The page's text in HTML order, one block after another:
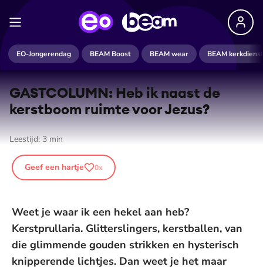
EO-Jongerendag BEAM Boost BEAM wear BEAM kerkdienst
GASTCOLUMN: Heb ik naast de
kerstboom ruimte voor Jezus?
Leestijd:3min
Geef een hartje 0x
Weet je waar ik een hekel aan heb?
Kerstprullaria. Glitterslingers, kerstballen, van
die glimmende gouden strikken en hysterisch
knipperende lichtjes. Dan weet je het maar